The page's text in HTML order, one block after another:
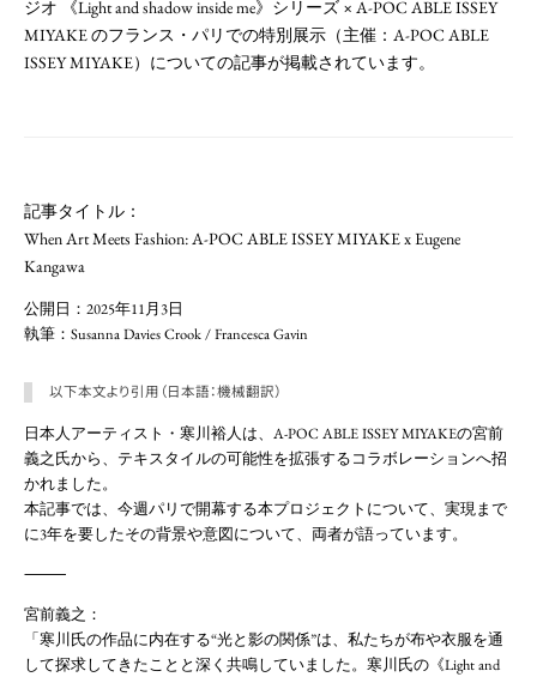
ジオ 《Light and shadow inside me》シリーズ × A-POC ABLE ISSEY
MIYAKE のフランス・パリでの特別展示（主催：A-POC ABLE
ISSEY MIYAKE）についての記事が掲載されています。
記事タイトル：
When Art Meets Fashion: A-POC ABLE ISSEY MIYAKE x Eugene
Kangawa
公開日：2025年11月3日
執筆：Susanna Davies Crook / Francesca Gavin
以下本文より引用（日本語：機械翻訳）
日本人アーティスト・寒川裕人は、A-POC ABLE ISSEY MIYAKEの宮前
義之氏から、テキスタイルの可能性を拡張するコラボレーションへ招
かれました。
本記事では、今週パリで開幕する本プロジェクトについて、実現まで
に3年を要したその背景や意図について、両者が語っています。
⸻
宮前義之：
「寒川氏の作品に内在する“光と影の関係”は、私たちが布や衣服を通
して探求してきたことと深く共鳴していました。寒川氏の《Light and